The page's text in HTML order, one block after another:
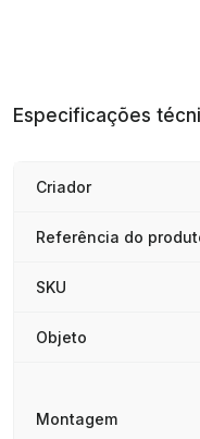
Especificações
Criador
Referência do
SKU
Objeto
Montagem